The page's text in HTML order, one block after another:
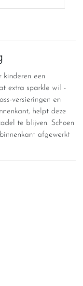
kinderen een
extra sparkle wil -
versieringen en
helpt deze
te blijven. Schoen
afgewerkt